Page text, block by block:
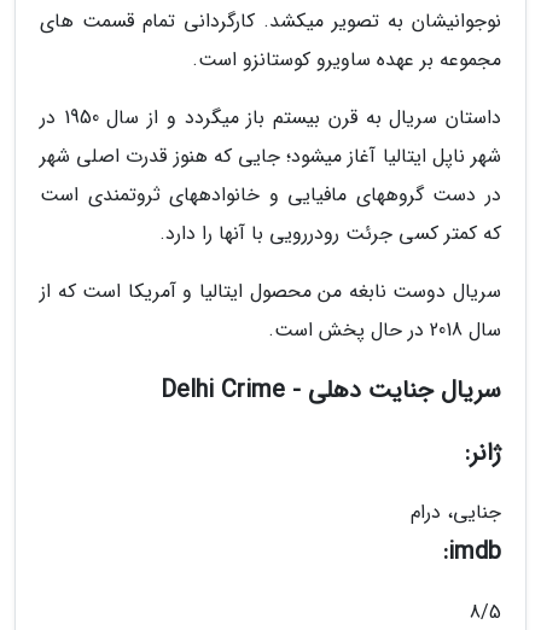
نوجوانیشان به تصویر میکشد. کارگردانی تمام قسمت های
مجموعه بر عهده ساویرو کوستانزو است.
داستان سریال به قرن بیستم باز میگردد و از سال 1950 در
شهر ناپل ایتالیا آغاز میشود؛ جایی که هنوز قدرت اصلی شهر
در دست گروههای مافیایی و خانوادههای ثروتمندی است
که کمتر کسی جرئت رودررویی با آنها را دارد.
سریال دوست نابغه من محصول ایتالیا و آمریکا است که از
سال 2018 در حال پخش است.
سریال جنایت دهلی - Delhi Crime
ژانر:
جنایی، درام
imdb:
8/5